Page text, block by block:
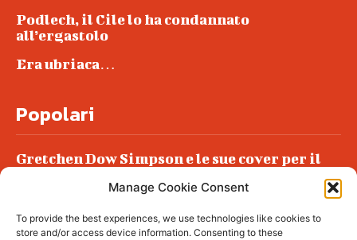
Manage Cookie Consent
To provide the best experiences, we use technologies like cookies to
store and/or access device information. Consenting to these
Podlech, il Cile lo ha condannato
all’ergastolo
Era ubriaca…
Popolari
Gretchen Dow Simpson e le sue cover per il
Podlech, il Cile lo ha condannato